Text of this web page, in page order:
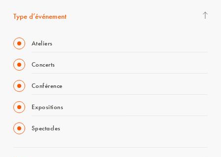
Type d’événement
Ateliers
Concerts
Conférence
Expositions
Spectacles